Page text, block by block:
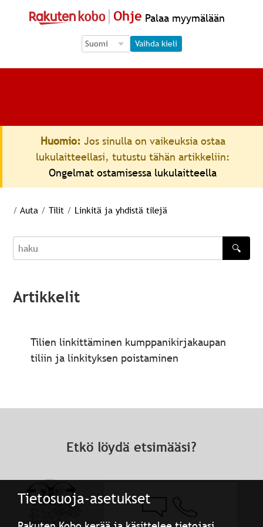
Tietosuoja-asetukset
Ohje Palaa myymälään
Language Selection
Language Selection
Vaihda kieli
Huomio: Jos sinulla on vaikeuksia ostaa
lukulaitteellasi, tutustu tähän artikkeliin:
Ongelmat ostamisessa lukulaitteella
/ Auta / Tilit / Linkitä ja yhdistä tilejä
haku
🔍
Artikkelit
Tilien linkittäminen kumppanikirjakaupan
tiliin ja linkityksen poistaminen
Etkö löydä etsimääsi?